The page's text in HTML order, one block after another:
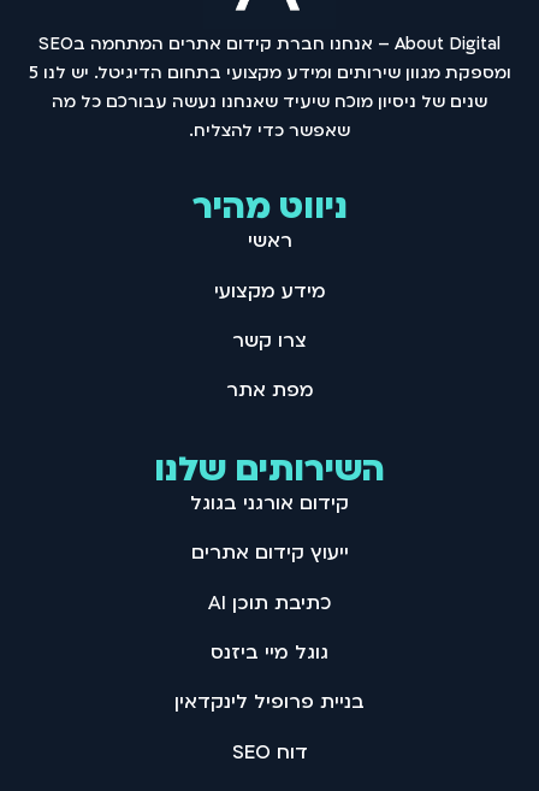
About Digital – אנחנו חברת קידום אתרים המתחמה בSEO
ומספקת מגוון שירותים ומידע מקצועי בתחום הדיגיטל. יש לנו 5
שנים של ניסיון מוכח שיעיד שאנחנו נעשה עבורכם כל מה
שאפשר כדי להצליח .
ניווט מהיר
ראשי
מידע מקצועי
צרו קשר
מפת אתר
השירותים שלנו
קידום אורגני בגוגל
ייעוץ קידום אתרים
כתיבת תוכן AI
גוגל מיי ביזנס
בניית פרופיל לינקדאין
דוח SEO